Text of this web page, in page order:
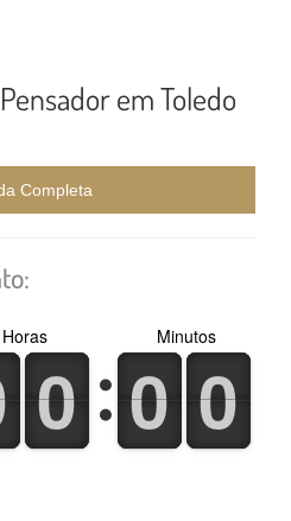
em Toledo
Completa
0
0
1
1
Horas
0
0
1
1 0
0
1
1
Minutos